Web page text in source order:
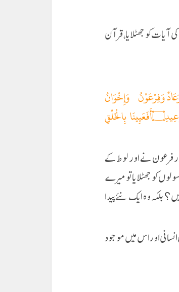
آیات کو جھٹلایا، قرآن
قَبْلَهُمْ قَوْمُ نُوحٍ وَأَصْحَابُ الرَّسِّ وَثَمُودُ۝وَعَادٌ وَفِرْعَوْنُ وَإِخْوَانُ
لُوطٍ۝وَأَصْحَابُ الْأَيْكَةِ وَقَوْمُ تُبَّعٍ ۚ كُلٌّ كَذَّبَ الرُّسُلَ فَحَقَّ وَعِيدِ۝أَفَعَيِينَا بِالْخَلْقِ
فرعون نے اور لوط کے
کو جھٹلایا تو میرے
بلکہ وہ ایک نئے پیدا
انسانی اور اس میں موجود